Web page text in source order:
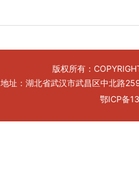
版权所有：
地址：湖北省武汉市武昌区中北
鄂ICP备